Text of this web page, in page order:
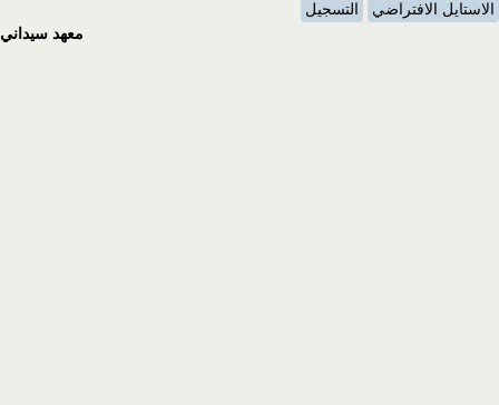
الاستايل الافتراضي
التسجيل
معهد سيداني